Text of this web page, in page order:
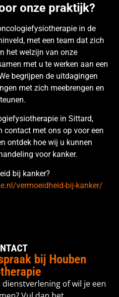
onze praktijk?
in de
met een team dat zich
het welzijn van onze
met u te werken aan een
begrijpen de uitdagingen
met zich meebrengen en
in Sittard,
contact met ons op voor een
ontdek hoe wij u kunnen
voor kanker.
bij kanker?
vermoeidheid-bij-kanker/
bij Houben
of wil je een